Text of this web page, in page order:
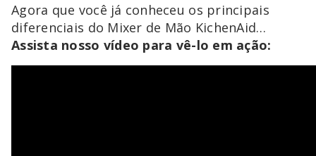
Agora que você já conheceu os principais
diferenciais do Mixer de Mão KichenAid…
Assista nosso vídeo para vê-lo em ação: